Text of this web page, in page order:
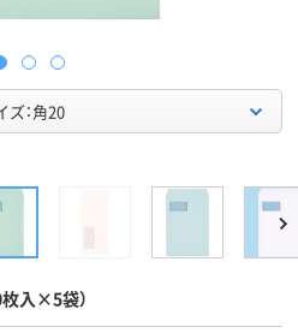
ズ：角20
枚入×5袋）